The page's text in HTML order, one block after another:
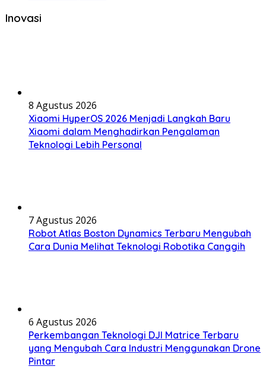
Inovasi
8 Agustus 2026
Xiaomi HyperOS 2026 Menjadi Langkah Baru
Xiaomi dalam Menghadirkan Pengalaman
Teknologi Lebih Personal
7 Agustus 2026
Robot Atlas Boston Dynamics Terbaru Mengubah
Cara Dunia Melihat Teknologi Robotika Canggih
6 Agustus 2026
Perkembangan Teknologi DJI Matrice Terbaru
yang Mengubah Cara Industri Menggunakan Drone
Pintar